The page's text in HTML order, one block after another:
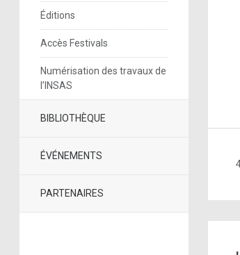
Éditions
Accès Festivals
Numérisation des travaux de
l’INSAS
BIBLIOTHÈQUE
ÉVÉNEMENTS
PARTENAIRES